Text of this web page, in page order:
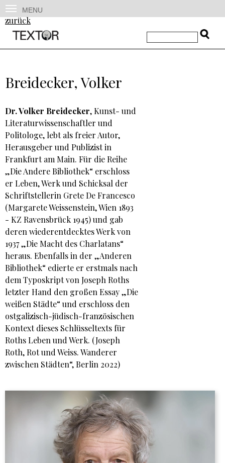
MENU
zurück
Breidecker, Volker
Dr. Volker Breidecker, Kunst- und
Literaturwissenschaftler und
Politologe, lebt als freier Autor,
Herausgeber und Publizist in
Frankfurt am Main. Für die Reihe
„Die Andere Bibliothek“ erschloss
er Leben, Werk und Schicksal der
Schriftstellerin Grete De Francesco
(Margarete Weissenstein, Wien 1893
- KZ Ravensbrück 1945) und gab
deren wiederentdecktes Werk von
1937 „Die Macht des Charlatans“
heraus. Ebenfalls in der „Anderen
Bibliothek“ edierte er erstmals nach
dem Typoskript von Joseph Roths
letzter Hand den großen Essay „Die
weißen Städte“ und erschloss den
ostgalizisch-jüdisch-französischen
Kontext dieses Schlüsseltexts für
Roths Leben und Werk. (Joseph
Roth, Rot und Weiss. Wanderer
zwischen Städten“, Berlin 2022)